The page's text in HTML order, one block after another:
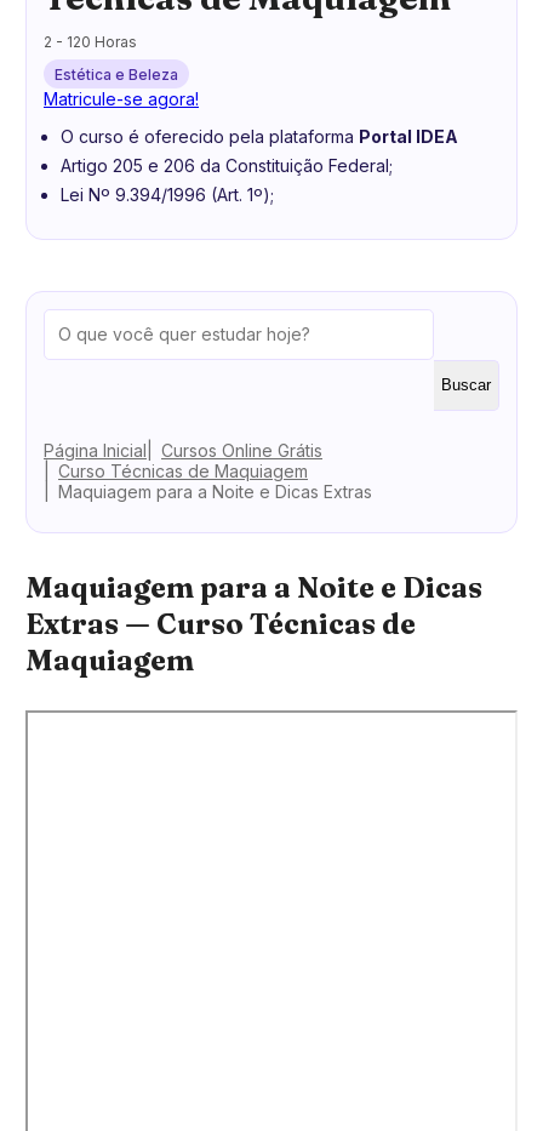
2 - 120 Horas
Estética e Beleza
Matricule-se agora!
O curso é oferecido pela plataforma Portal IDEA
Artigo 205 e 206 da Constituição Federal;
Lei Nº 9.394/1996 (Art. 1º);
Buscar
Página Inicial
Cursos Online Grátis
Curso Técnicas de Maquiagem
Maquiagem para a Noite e Dicas Extras
Maquiagem para a Noite e Dicas
Extras — Curso Técnicas de
Maquiagem